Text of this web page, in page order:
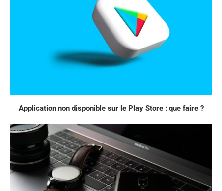
Application non disponible sur le Play Store : que faire ?